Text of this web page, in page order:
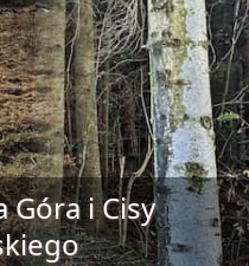
Góra i Cisy